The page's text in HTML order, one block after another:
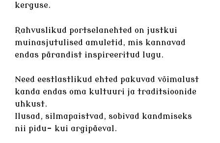
kerguse.
Rahvuslikud portselanehted on justkui
muinasjutulised amuletid, mis kannavad
endas pärandist inspireeritud lugu.
Need eestlastlikud ehted pakuvad võimalust
kanda endas oma kultuuri ja traditsioonide
uhkust.
Ilusad, silmapaistvad, sobivad kandmiseks
nii pidu- kui argipäeval.